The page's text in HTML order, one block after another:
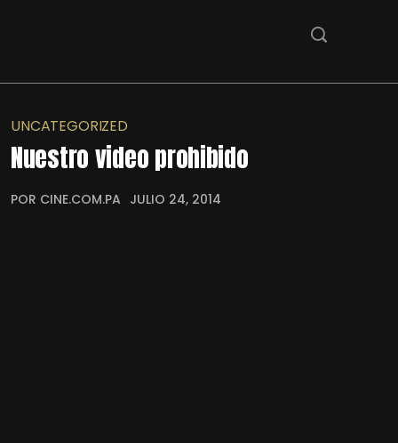
UNCATEGORIZED
Nuestro video prohibido
POR CINE.COM.PA JULIO 24, 2014